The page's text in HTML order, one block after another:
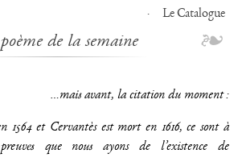
Le Catalogue
de la semaine
…mais avant, la citation du moment :
1564 et Cervantès est mort en 1616, ce sont à
que nous ayons de l’existence de